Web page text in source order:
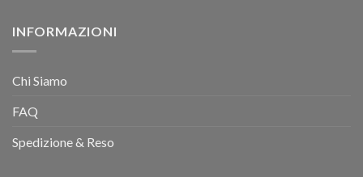
INFORMAZIONI
Chi Siamo
FAQ
Spedizione & Reso